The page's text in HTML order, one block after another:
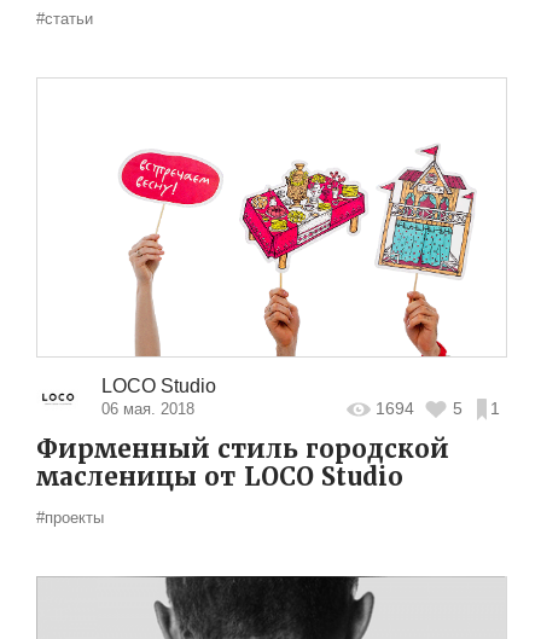
#статьи
LOCO Studio
06 мая. 2018 1694 5 1
Фирменный стиль городской
масленицы от LOCO Studio
#проекты